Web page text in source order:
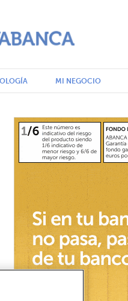
MI NEGOCIO